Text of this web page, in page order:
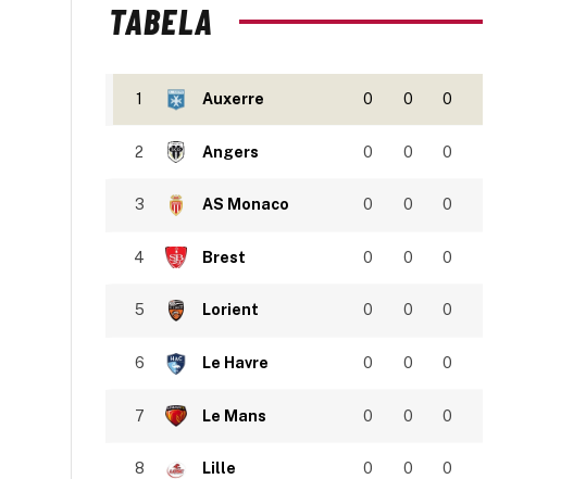
TABELA
1 Auxerre 0 0 0
2 Angers 0 0 0
3 AS Monaco 0 0 0
4 Brest 0 0 0
5 Lorient 0 0 0
6 Le Havre 0 0 0
7 Le Mans 0 0 0
8 Lille 0 0 0